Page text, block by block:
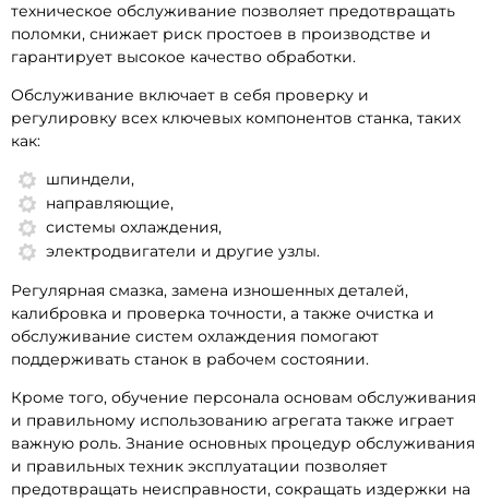
техническое обслуживание позволяет предотвращать
поломки, снижает риск простоев в производстве и
гарантирует высокое качество обработки.
Обслуживание включает в себя проверку и
регулировку всех ключевых компонентов станка, таких
как:
шпиндели,
направляющие,
системы охлаждения,
электродвигатели и другие узлы.
Регулярная смазка, замена изношенных деталей,
калибровка и проверка точности, а также очистка и
обслуживание систем охлаждения помогают
поддерживать станок в рабочем состоянии.
Кроме того, обучение персонала основам обслуживания
и правильному использованию агрегата также играет
важную роль. Знание основных процедур обслуживания
и правильных техник эксплуатации позволяет
предотвращать неисправности, сокращать издержки на